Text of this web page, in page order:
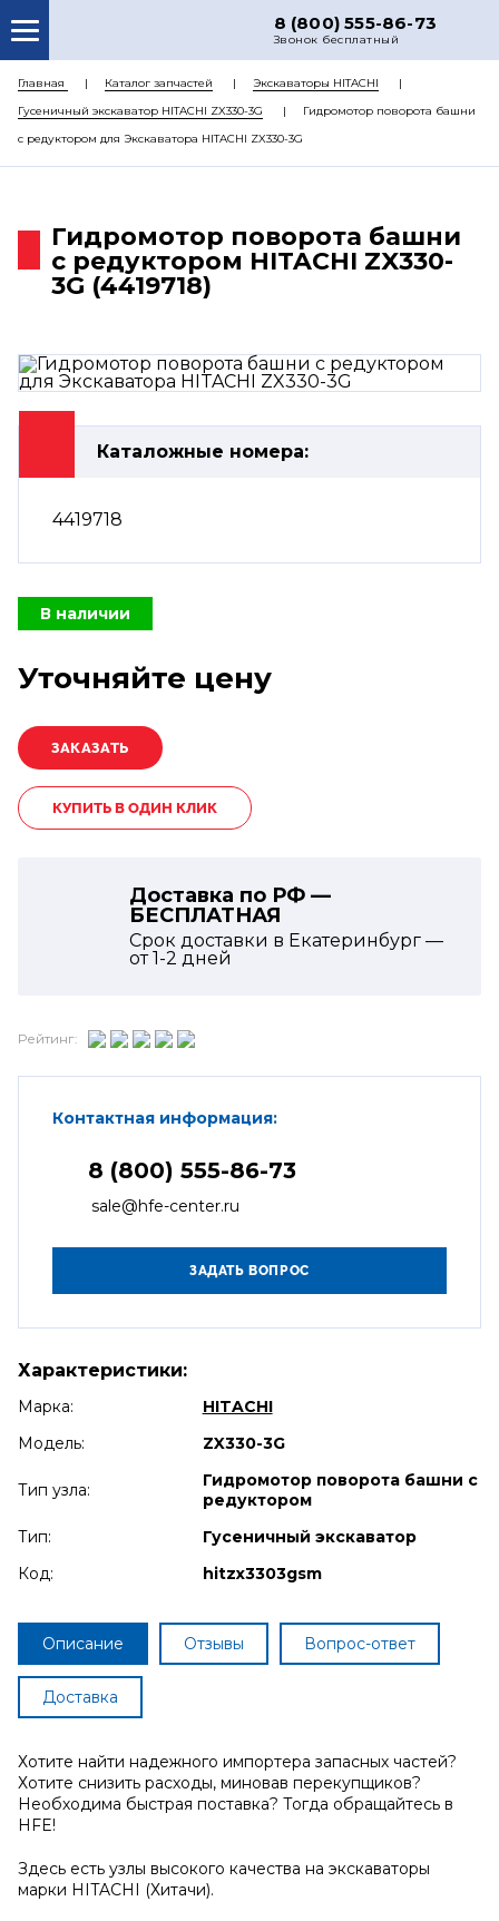
8 (800) 555-86-73
Звонок бесплатный
О НАС
КАТАЛОГ ЗАПЧАСТЕЙ
РЕМОНТ
ЦЕНЫ
КОНТАКТЫ
Главная Каталог запчастей
Экскаваторы HITACHI
Гусеничный экскаватор HITACHI ZX330-3G
Гидромотор поворота башни
с редуктором для Экскаватора HITACHI ZX330-3G
Гидромотор поворота башни
с редуктором HITACHI ZX330-
3G (4419718)
Каталожные номера:
4419718
В наличии
Уточняйте цену
КУПИТЬ В ОДИН КЛИК
Доставка по РФ —
БЕСПЛАТНАЯ
Срок доставки в Екатеринбург —
от1-2 дней
Рейтинг:
Контактная информация:
8 (800) 555-86-73
sale@hfe-center.ru
Характеристики:
Марка:
HITACHI
Модель:
ZX330-3G
Тип узла:
Гидромотор поворота башни с
редуктором
Тип:
Гусеничный экскаватор
Код:
hitzx3303gsm
Описание Отзывы Вопрос-ответ
Доставка
Хотите найти надежного импортера запасных частей?
Хотите снизить расходы, миновав перекупщиков?
Необходима быстрая поставка? Тогда обращайтесь в
HFE!
Здесь есть узлы высокого качества на экскаваторы
марки HITACHI (Хитачи).